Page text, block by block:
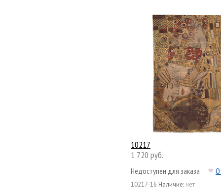
10217
1 720 руб.
Недоступен для заказа
10217-16 Наличие: нет